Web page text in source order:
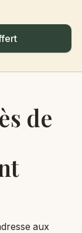
de
aux